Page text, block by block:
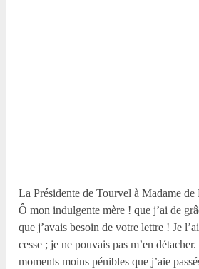
La Présidente de Tourvel à Madame de
Ô mon indulgente mère ! que j’ai de
que j’avais besoin de votre lettre ! Je
cesse ; je ne pouvais pas m’en
moments moins pénibles que j’aie